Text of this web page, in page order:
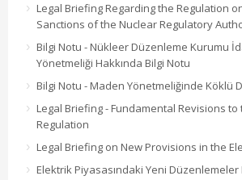
Legal Briefing Regarding the Regulation
Sanctions of the Nuclear Regulatory
Bilgi Notu - Nükleer Düzenleme Kurumu
Yönetmeliği Hakkında Bilgi Notu
Bilgi Notu - Maden Yönetmeliğinde Köklü
Legal Briefing - Fundamental Revisions to
Regulation
Legal Briefing on New Provisions in the
Elektrik Piyasasındaki Yeni Düzenlemeler